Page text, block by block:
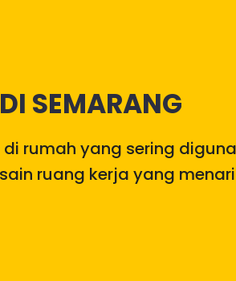
SEMARANG
rumah yang sering
ruang kerja yang